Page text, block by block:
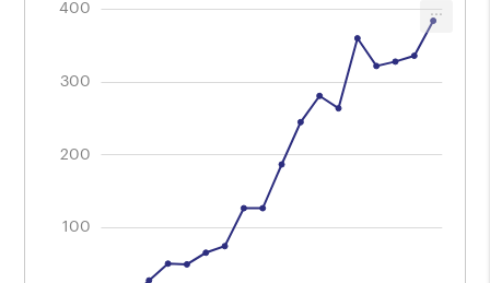
Evolución de los artículos científicos
publicados por autores de filiación
uruguaya con apoyo de ANII de autores en
Scopus
400
100
200
300
400 ...